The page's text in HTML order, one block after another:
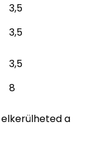
3,5
3,5
3,5
8
a